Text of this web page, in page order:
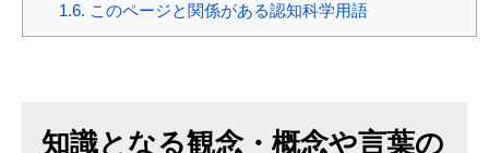
1.6. このページと関係がある認知科学用語
知識となる観念・概念や言葉の